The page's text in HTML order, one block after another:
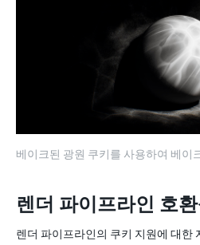
베이크된 광원 쿠키를 사용하여 베이
렌더 파이프라인 호
렌더 파이프라인의 쿠키 지원에 대한